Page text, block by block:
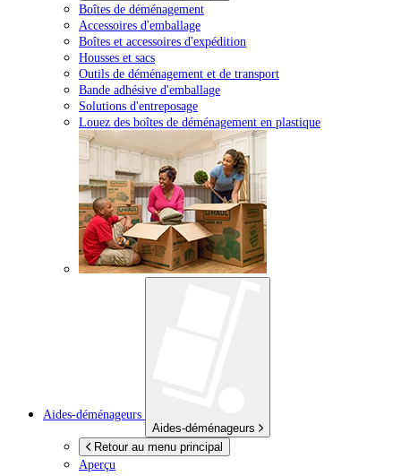
Boîtes de déménagement
Accessoires d'emballage
Boîtes et accessoires d'expédition
Housses et sacs
Outils de déménagement et de transport
Bande adhésive d'emballage
Solutions d'entreposage
Louez des boîtes de déménagement en plastique
Aides-déménageurs
Aides-déménageurs
Retour au menu principal
Aperçu